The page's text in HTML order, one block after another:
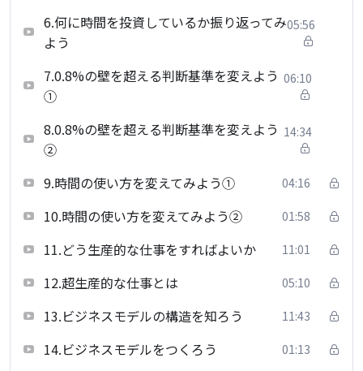
6.何に時間を投資しているか振り返ってみ
よう
05:56
7.0.8%の壁を超える判断基準を変えよう
①
06:10
8.0.8%の壁を超える判断基準を変えよう
②
14:34
9.時間の使い方を変えてみよう① 04:16
10.時間の使い方を変えてみよう② 01:58
11.どう生産的な仕事をすればよいか 11:01
12.超生産的な仕事とは 05:10
13.ビジネスモデルの構造を知ろう 11:43
14.ビジネスモデルをつくろう 01:13